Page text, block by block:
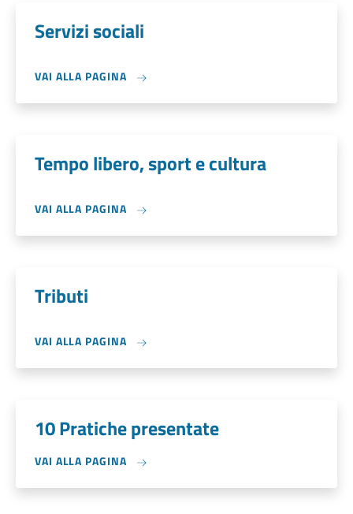
Servizi sociali
VAI ALLA PAGINA
Tempo libero, sport e cultura
VAI ALLA PAGINA
Tributi
VAI ALLA PAGINA
10 Pratiche presentate
VAI ALLA PAGINA